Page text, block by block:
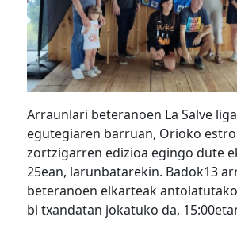
Arraunlari beteranoen La Salve
egutegiaren barruan, Orioko
zortzigarren edizioa egingo dute
25ean, larunbatarekin. Badok13
beteranoen elkarteak
bi txandatan jokatuko da,